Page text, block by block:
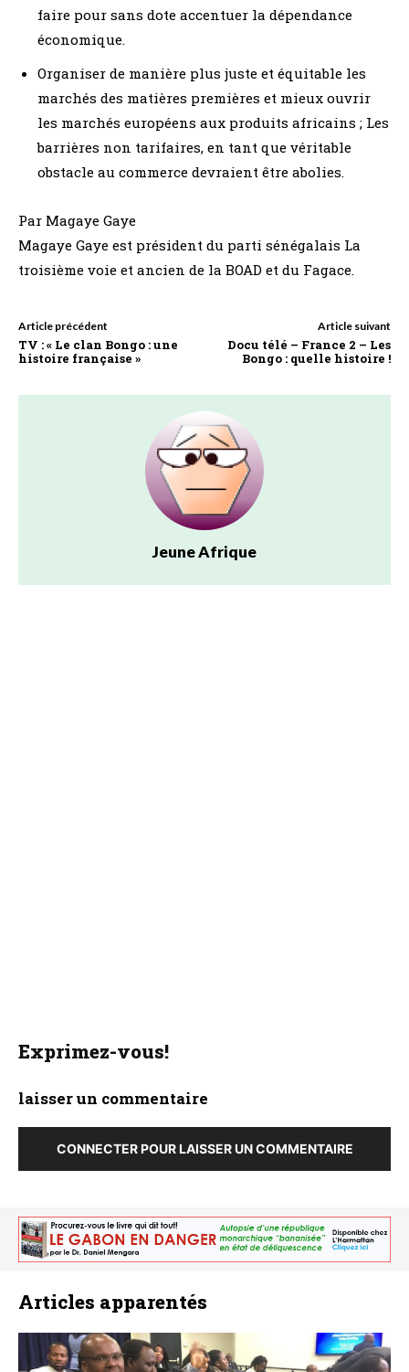
faire pour sans dote accentuer la dépendance
économique.
Organiser de manière plus juste et équitable les
marchés des matières premières et mieux ouvrir
les marchés européens aux produits africains ; Les
barrières non tarifaires, en tant que véritable
obstacle au commerce devraient être abolies.
Par Magaye Gaye
Magaye Gaye est président du parti sénégalais La
troisième voie et ancien de la BOAD et du Fagace.
Article précédent
TV : « Le clan Bongo : une
histoire française »
Article suivant
Docu télé – France 2 – Les
Bongo : quelle histoire !
Jeune Afrique
Exprimez-vous!
laisser un commentaire
CONNECTER POUR LAISSER UN COMMENTAIRE
Articles apparentés